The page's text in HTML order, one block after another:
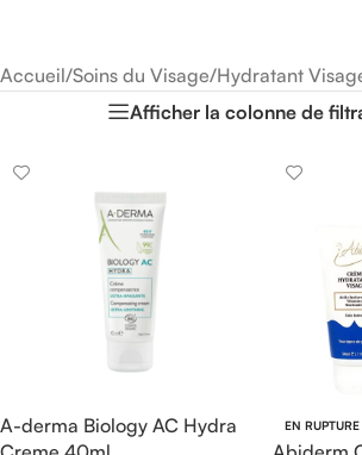
Accueil/Soins du Visage/Hydratant
Afficher la colonne de
A-derma Biology AC Hydra
EN RUPTURE